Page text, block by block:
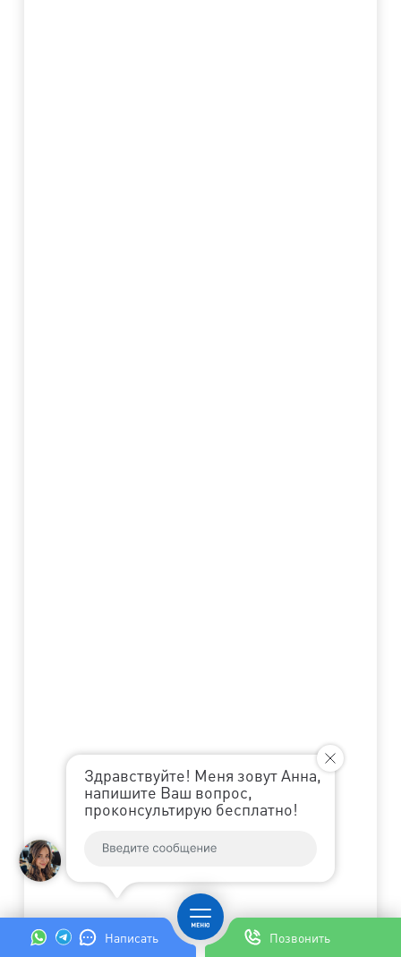
Написать Позвонить
Здравствуйте! Меня зовут Анна,
напишите Ваш вопрос,
проконсультирую бесплатно!